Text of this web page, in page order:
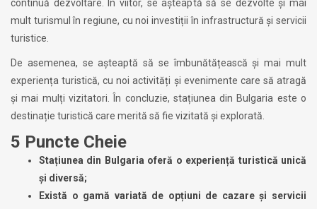
continuă dezvoltare. În viitor, se așteaptă să se dezvolte și mai
mult turismul în regiune, cu noi investiții în infrastructură și servicii
turistice.
De asemenea, se așteaptă să se îmbunătățească și mai mult
experiența turistică, cu noi activități și evenimente care să atragă
și mai mulți vizitatori. În concluzie, stațiunea din Bulgaria este o
destinație turistică care merită să fie vizitată și explorată.
5 Puncte Cheie
Stațiunea din Bulgaria oferă o experiență turistică unică
și diversă;
Există o gamă variată de opțiuni de cazare și servicii